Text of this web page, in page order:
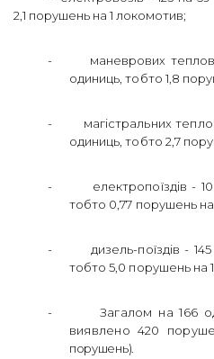
2,1 порушень на 1 локомотив;
- маневрових
одиниць, тобто 1,8
-
магістральних
одиниць, тобто 2,7
-
електропоїздів -
тобто 0,77 порушень на
-
дизель-поїздів -
тобто 5,0 порушень на 1
-
Загалом на 166
виявлено 420
порушень).